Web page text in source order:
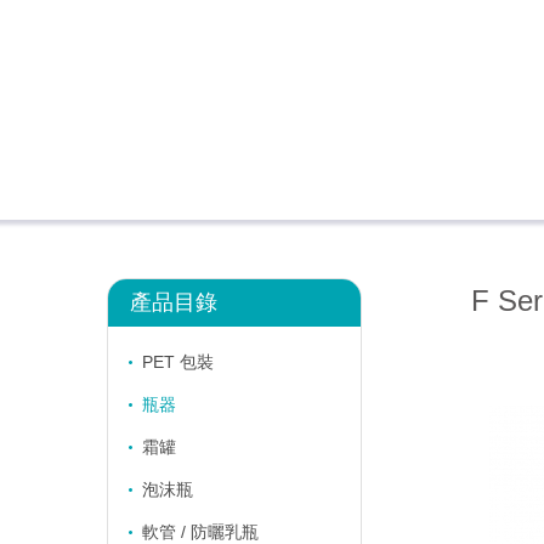
F
產品目錄
PET 包裝
瓶器
霜罐
泡沫瓶
軟管 / 防曬乳瓶